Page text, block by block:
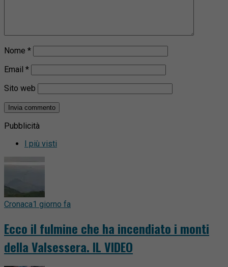
Nome *
Email *
Sito web
Pubblicità
I più visti
Cronaca1 giorno fa
Ecco il fulmine che ha incendiato i monti
della Valsessera. IL VIDEO